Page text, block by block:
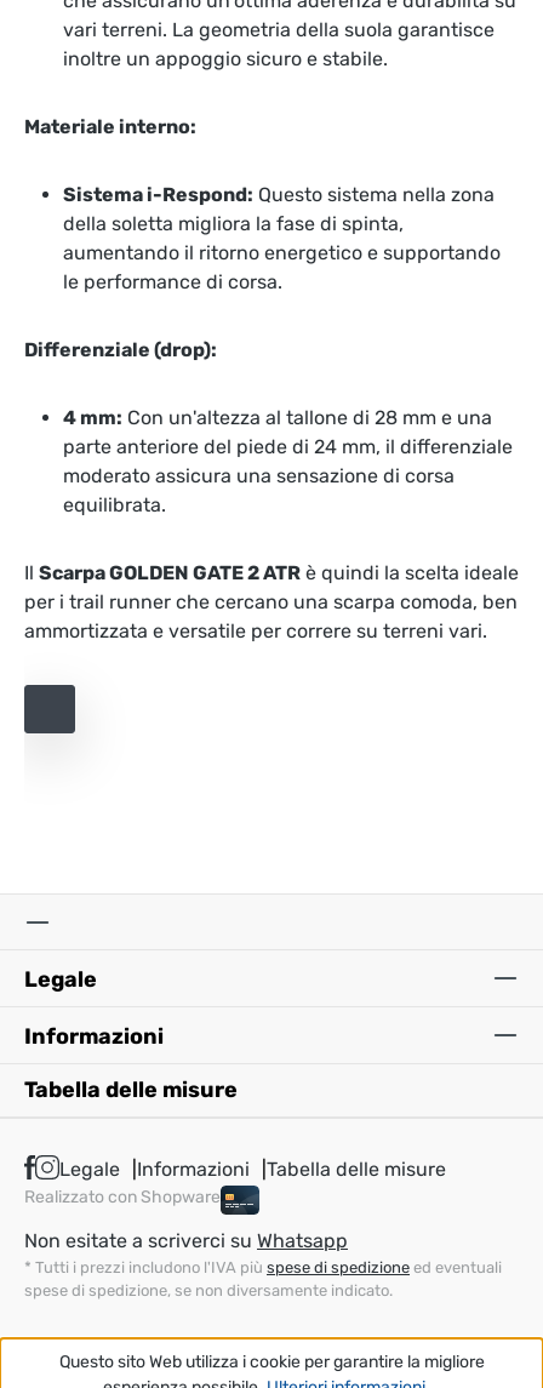
vari terreni. La geometria della suola garantisce
inoltre un appoggio sicuro e stabile.
Materiale interno:
Sistema i-Respond: Questo sistema nella zona
della soletta migliora la fase di spinta,
aumentando il ritorno energetico e supportando
le performance di corsa.
Differenziale (drop):
4 mm: Con un'altezza al tallone di 28 mm e una
parte anteriore del piede di 24 mm, il differenziale
moderato assicura una sensazione di corsa
equilibrata.
Il Scarpa GOLDEN GATE 2 ATR è quindi la scelta ideale
per i trail runner che cercano una scarpa comoda, ben
ammortizzata e versatile per correre su terreni vari.
Legale
Informazioni
Tabella delle misure
Legale Informazioni Tabella delle misure
Realizzato con Shopware
Non esitate a scriverci su Whatsapp
* Tutti i prezzi includono l'IVA più spese di spedizione ed eventuali
spese di spedizione, se non diversamente indicato.
Questo sito Web utilizza i cookie per garantire la migliore